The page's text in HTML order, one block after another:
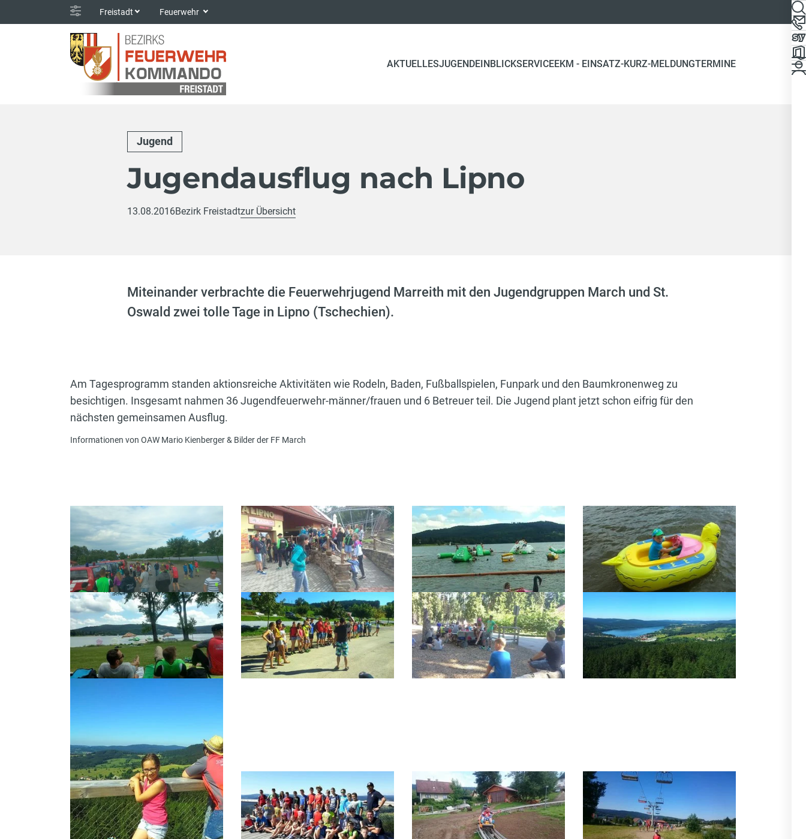
Freistadt Feuerwehr
AKTUELLES(CURRENT)
JUGENDEINBLICKSERVICEEKM - EINSATZ-KURZ-MELDUNGTERMINE
Jugend
Jugendausflug nach Lipno
13.08.2016Bezirk Freistadtzur Übersicht
Miteinander verbrachte die Feuerwehrjugend Marreith mit den Jugendgruppen March und St.
Oswald zwei tolle Tage in Lipno (Tschechien).
Am Tagesprogramm standen aktionsreiche Aktivitäten wie Rodeln, Baden, Fußballspielen, Funpark und den Baumkronenweg zu
besichtigen. Insgesamt nahmen 36 Jugendfeuerwehr-männer/frauen und 6 Betreuer teil. Die Jugend plant jetzt schon eifrig für den
nächsten gemeinsamen Ausflug.
Informationen von OAW Mario Kienberger & Bilder der FF March